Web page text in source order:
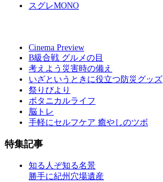
スグレMONO
Cinema Preview
B級合戦 グルメの目
考えよう災害時の備え
いざというときに役立つ防災グッズ
祭りびより
ボタニカルライフ
脳トレ
手軽にセルフケア 癒やしのツボ
特集記事
知る人ぞ知る名景
勝手に紀州穴場遺産